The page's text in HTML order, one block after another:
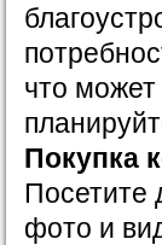
что
Покупка
Посетите
фото и